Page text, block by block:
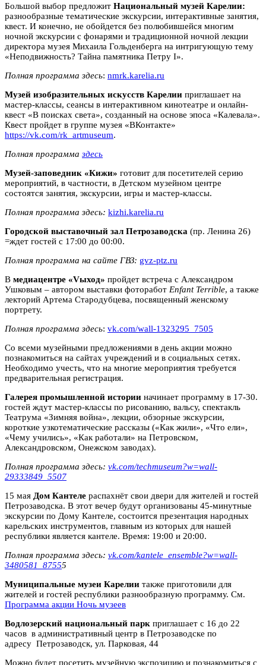
Большой выбор предложит Национальный музей Карелии:
разнообразные тематические экскурсии, интерактивные занятия,
квест. И конечно, не обойдется без полюбившейся многим
ночной экскурсии с фонарями и традиционной ночной лекции
директора музея Михаила Гольденберга на интригующую тему
«Неподвижность? Тайна памятника Петру I».
Полная программа здесь: nmrk.karelia.ru
Музей изобразительных искусств Карелии приглашает на
мастер-классы, сеансы в интерактивном кинотеатре и онлайн-
квест «В поисках света», созданный на основе эпоса «Калевала».
Квест пройдет в группе музея «ВКонтакте»
https://vk.com/rk_artmuseum.
Полная программа здесь
Музей-заповедник «Кижи» готовит для посетителей серию
мероприятий, в частности, в Детском музейном центре
состоятся занятия, экскурсии, игры и мастер-классы.
Полная программа здесь: kizhi.karelia.ru
Городской выставочный зал Петрозаводска (пр. Ленина 26)
=ждет гостей с 17:00 до 00:00.
Полная программа на сайте ГВЗ: gvz-ptz.ru
В медиацентре «Vыход» пройдет встреча с Александром
Ушковым – автором выставки фоторабот Enfant Terrible, а также
лекторий Артема Стародубцева, посвященный женскому
портрету.
Полная программа здесь: vk.com/wall-1323295_7505
Со всеми музейными предложениями в день акции можно
познакомиться на сайтах учреждений и в социальных сетях.
Необходимо учесть, что на многие мероприятия требуется
предварительная регистрация.
Галерея промышленной истории начинает программу в 17-30.
гостей ждут мастер-классы по рисованию, вальсу, спектакль
Театрума «Зимняя война», лекции, обзорные экскурсии,
короткие узкотематические рассказы («Как жили», «Что ели»,
«Чему учились», «Как работали» на Петровском,
Александровском, Онежском заводах).
Полная программа здесь: vk.com/techmuseum?w=wall-
29333849_5507
15 мая Дом Кантеле распахнёт свои двери для жителей и гостей
Петрозаводска. В этот вечер будут организованы 45-минутные
экскурсии по Дому Кантеле, состоится презентация народных
карельских инструментов, главным из которых для нашей
республики является кантеле. Время: 19:00 и 20:00.
Полная программа здесь: vk.com/kantele_ensemble?w=wall-
3480581_87555
Муниципальные музеи Карелии также приготовили для
жителей и гостей республики разнообразную программу. См.
Программа акции Ночь музеев
Водлозерский национальный парк приглашает с 16 до 22
часов в административный центр в Петрозаводске по
адресу Петрозаводск, ул. Парковая, 44
Можно будет посетить музейную экспозицию и познакомиться с